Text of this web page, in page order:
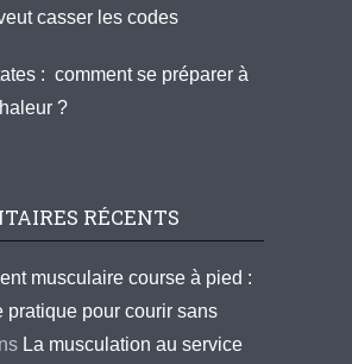
casser les codes
: comment se préparer à
?
RÉCENTS
musculaire course à pied :
pratique pour courir sans
La musculation au service